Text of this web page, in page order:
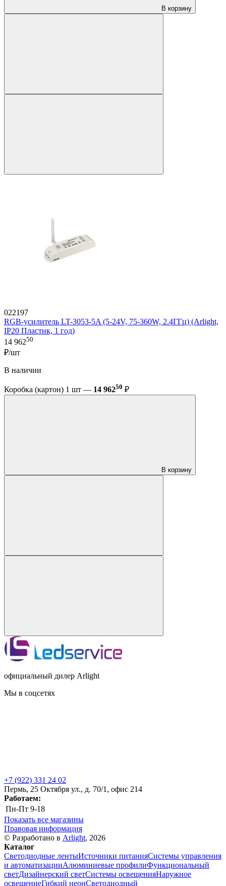
В корзину
022197
RGB-усилитель LT-3053-5A (5-24V, 75-360W, 2.4ГГц) (Arlight,
IP20 Пластик, 1 год)
14 96250
₽/шт
В наличии
Коробка (картон) 1 шт — 14 96250 ₽
В корзину
официальный дилер Arlight
Мы в соцсетях
+7 (922) 331 24 02
Пермь, 25 Октября ул., д. 70/1, офис 214
Работаем:
Пн-Пт 9-18
Показать все магазины
Правовая информация
© Разработано в Arlight, 2026
Каталог
Светодиодные лентыИсточники питанияСистемы управления
и автоматизацииАлюминиевые профилиФункциональный
светДизайнерский светСистемы освещенияНаружное
освещениеГибкий неонСветодиодный